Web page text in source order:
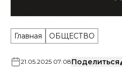
Главная ОБЩЕСТВО
21 05 2025 07:08Поделиться